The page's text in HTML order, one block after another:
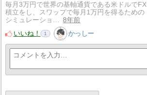
毎月3万円で世界の基軸通貨である米ドルでFX
積立をし、スワップで毎月1万円を得るための
シミュレーショ…
8年前
いいね！
1 かっしー